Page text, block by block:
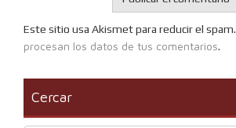
Este sitio usa Akismet para reducir el spam.
procesan los datos de tus comentarios.
Cercar